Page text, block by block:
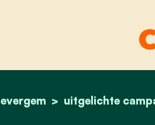
home
evergem uitgelichte
voor